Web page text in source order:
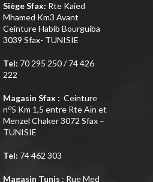
Siège Sfax: Rte Kaied
Mhamed Km3 Avant
Ceinture Habib Bourguiba
3039 Sfax- TUNISIE
Tel: 70 295 250 / 74 426
222
Magasin Sfax : Ceinture
no5 Km 1,5 entre Rte Aïn et
Menzel Chaker 3072 Sfax –
TUNISIE
Tel: 74 462 303
Magasin Tunis : Rue Med